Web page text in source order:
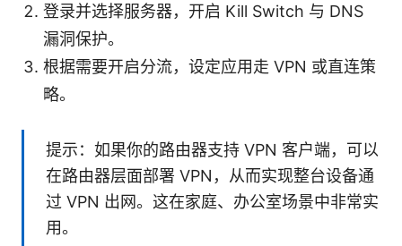
登录并选择服务器，开启 Kill Switch 与 DNS
漏洞保护。
根据需要开启分流，设定应用走 VPN 或直连策
略。
提示：如果你的路由器支持 VPN 客户端，可以
在路由器层面部署 VPN，从而实现整台设备通
过 VPN 出网。这在家庭、办公室场景中非常实
用。